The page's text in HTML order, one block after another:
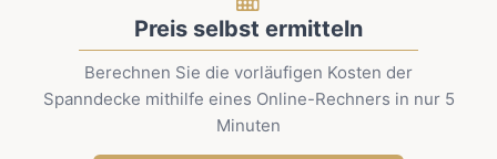
Preis selbst ermitteln
Berechnen Sie die vorläufigen Kosten der
Spanndecke mithilfe eines Online-Rechners in nur 5
Minuten